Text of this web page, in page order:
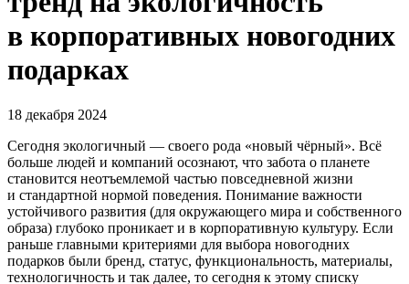
в корпоративных новогодних
подарках
18 декабря 2024
Сегодня экологичный — своего рода «новый чёрный». Всё
больше людей и компаний осознают, что забота о планете
становится неотъемлемой частью повседневной жизни
и стандартной нормой поведения. Понимание важности
устойчивого развития (для окружающего мира и собственного
образа) глубоко проникает и в корпоративную культуру. Если
раньше главными критериями для выбора новогодних
подарков были бренд, статус, функциональность, материалы,
технологичность и так далее, то сегодня к этому списку